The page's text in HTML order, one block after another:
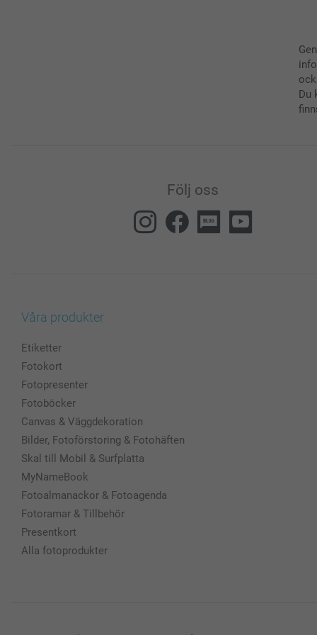
Du
Följ oss
Våra produkter
Etiketter
Fotokort
Fotopresenter
Fotoböcker
Canvas & Väggdekoration
Bilder, Fotoförstoring & Fotohäften
Skal till Mobil & Surfplatta
MyNameBook
Fotoalmanackor & Fotoagenda
Fotoramar & Tillbehör
Presentkort
Alla fotoprodukter